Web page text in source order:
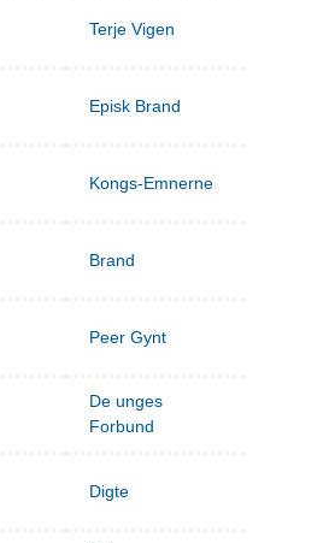
Terje Vigen
Episk Brand
Kongs-Emnerne
Brand
Peer Gynt
De unges
Forbund
Digte